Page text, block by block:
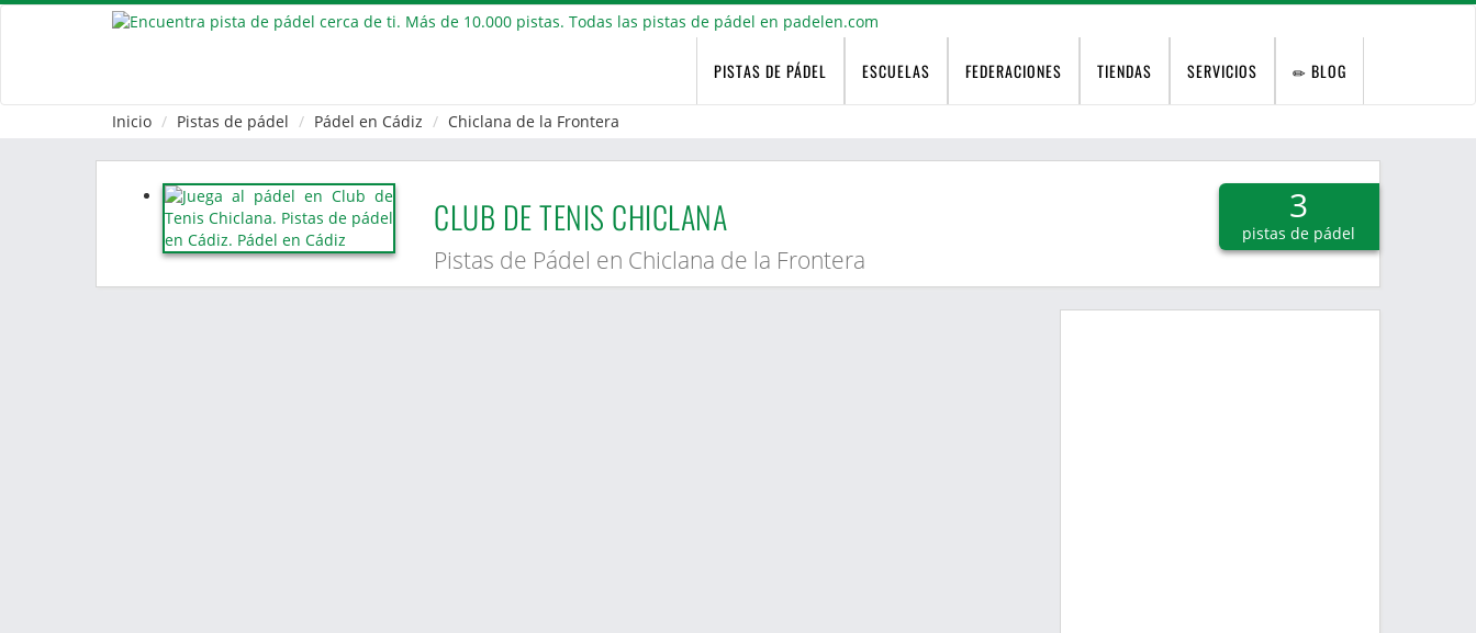
PISTAS DE PÁDEL ESCUELAS FEDERACIONES TIENDAS SERVICIOS BLOG
Inicio Pistas de pádel Pádel en Cádiz Chiclana de la Frontera
CLUB DE TENIS CHICLANA
Pistas de Pádel en Chiclana de la Frontera
3
pistas de pádel